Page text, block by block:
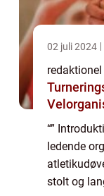
02 juli 2024
redaktionel
“”
ledende
stolt og